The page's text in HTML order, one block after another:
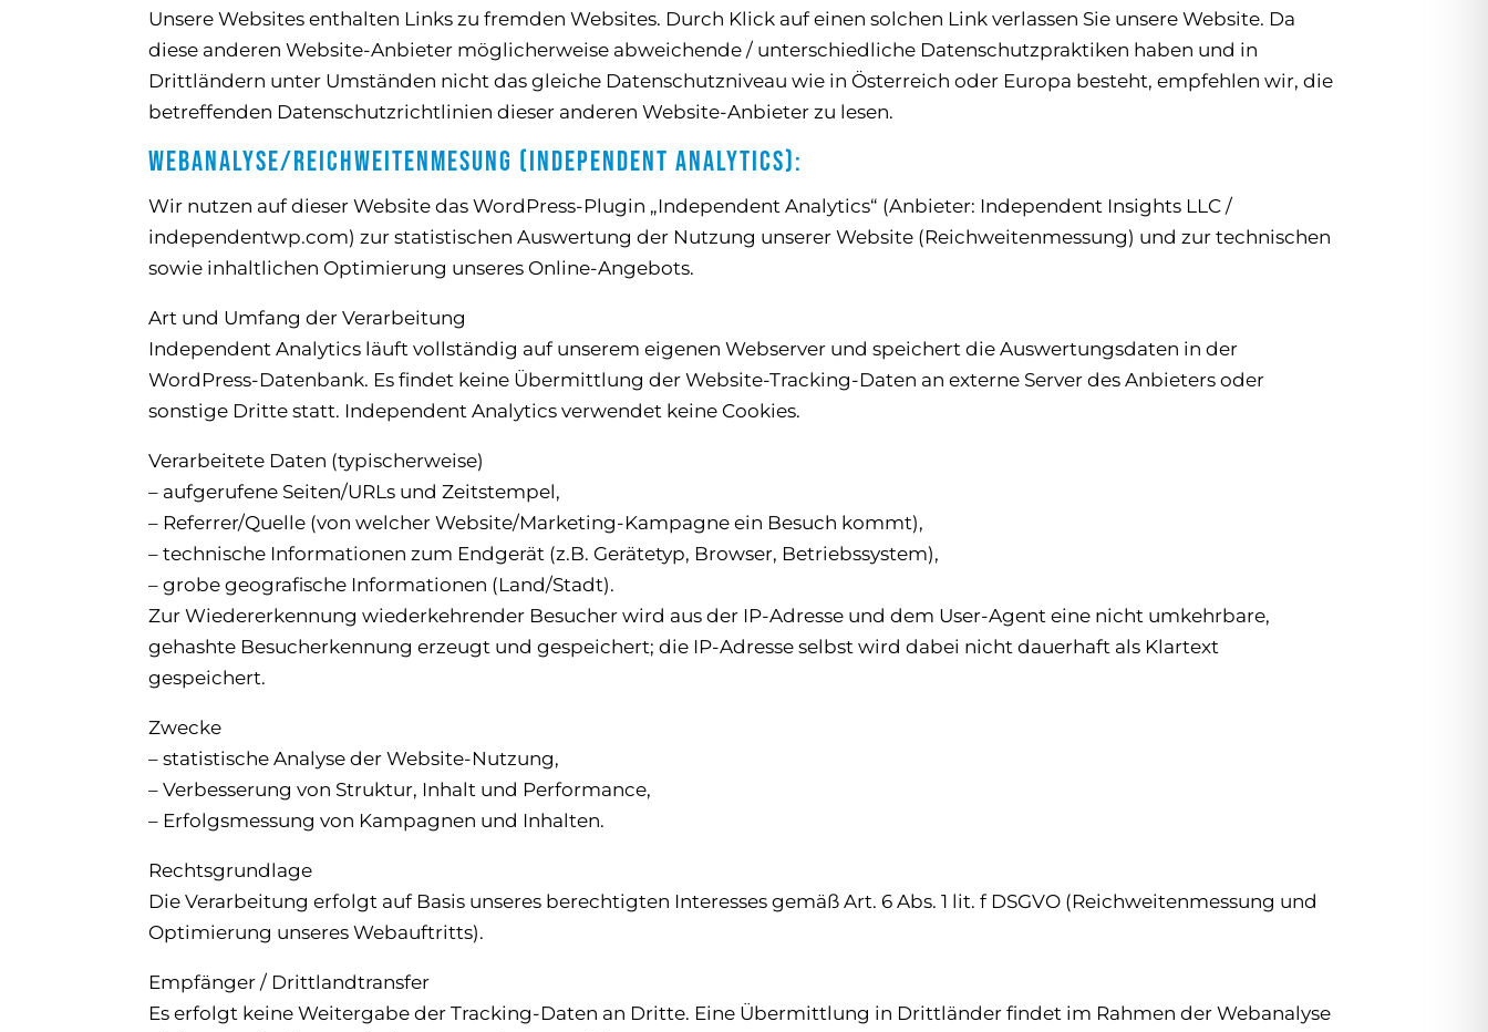
Unsere Websites enthalten Links zu fremden Websites. Durch Klick auf einen solchen Link verlassen Sie unsere Website. Da
diese anderen Website-Anbieter möglicherweise abweichende / unterschiedliche Datenschutzpraktiken haben und in
Drittländern unter Umständen nicht das gleiche Datenschutzniveau wie in Österreich oder Europa besteht, empfehlen wir, die
betreffenden Datenschutzrichtlinien dieser anderen Website-Anbieter zu lesen.
Webanalyse/Reichweitenmesung (Independent Analytics):
Wir nutzen auf dieser Website das WordPress-Plugin „Independent Analytics“ (Anbieter: Independent Insights LLC /
independentwp.com) zur statistischen Auswertung der Nutzung unserer Website (Reichweitenmessung) und zur technischen
sowie inhaltlichen Optimierung unseres Online-Angebots.
Art und Umfang der Verarbeitung
Independent Analytics läuft vollständig auf unserem eigenen Webserver und speichert die Auswertungsdaten in der
WordPress-Datenbank. Es findet keine Übermittlung der Website-Tracking-Daten an externe Server des Anbieters oder
sonstige Dritte statt. Independent Analytics verwendet keine Cookies.
Verarbeitete Daten (typischerweise)
– aufgerufene Seiten/URLs und Zeitstempel,
– Referrer/Quelle (von welcher Website/Marketing-Kampagne ein Besuch kommt),
– technische Informationen zum Endgerät (z.B. Gerätetyp, Browser, Betriebssystem),
– grobe geografische Informationen (Land/Stadt).
Zur Wiedererkennung wiederkehrender Besucher wird aus der IP-Adresse und dem User-Agent eine nicht umkehrbare,
gehashte Besucherkennung erzeugt und gespeichert; die IP-Adresse selbst wird dabei nicht dauerhaft als Klartext
gespeichert.
Zwecke
– statistische Analyse der Website-Nutzung,
– Verbesserung von Struktur, Inhalt und Performance,
– Erfolgsmessung von Kampagnen und Inhalten.
Rechtsgrundlage
Die Verarbeitung erfolgt auf Basis unseres berechtigten Interesses gemäß Art. 6 Abs. 1 lit. f DSGVO (Reichweitenmessung und
Optimierung unseres Webauftritts).
Empfänger / Drittlandtransfer
Es erfolgt keine Weitergabe der Tracking-Daten an Dritte. Eine Übermittlung in Drittländer findet im Rahmen der Webanalyse